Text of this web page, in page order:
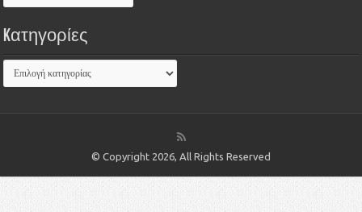
Kατηγορίες
© Copyright 2026, All Rights Reserved